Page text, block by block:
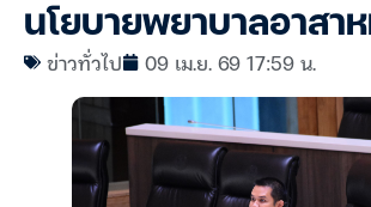
นโยบายพยาบาลอาสา
ข่าวทั่วไป 09 เม.ย. 69 17:59 น.